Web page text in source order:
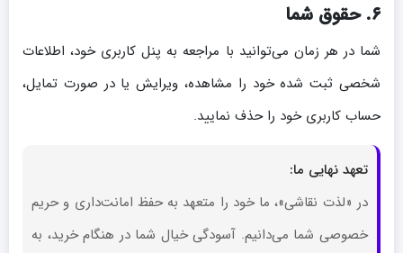
۶. حقوق شما
شما در هر زمان می‌توانید با مراجعه به پنل کاربری خود، اطلاعات
شخصی ثبت شده خود را مشاهده، ویرایش یا در صورت تمایل،
حساب کاربری خود را حذف نمایید.
تعهد نهایی ما:
در «لذت نقاشی»، ما خود را متعهد به حفظ امانت‌داری و حریم
خصوصی شما می‌دانیم. آسودگی خیال شما در هنگام خرید، به